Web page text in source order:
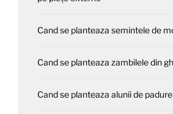
Cand se planteaza semintele de
Cand se planteaza zambilele din
Cand se planteaza alunii de padure